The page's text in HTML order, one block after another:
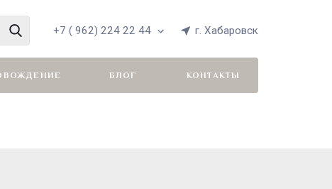
+7 ( 962) 224 22 44 г. Хабаровск
БЛОГ КОНТАКТЫ